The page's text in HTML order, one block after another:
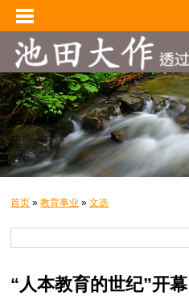
首页 »教育事业 »文选
“人本教育的世纪”开幕